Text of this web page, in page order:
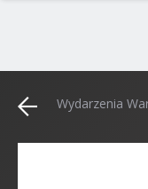
Wydarzenia